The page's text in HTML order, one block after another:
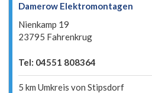
Damerow Elektromontagen
Nienkamp 19
23795 Fahrenkrug
Tel: 04551 808364
5 km Umkreis von Stipsdorf